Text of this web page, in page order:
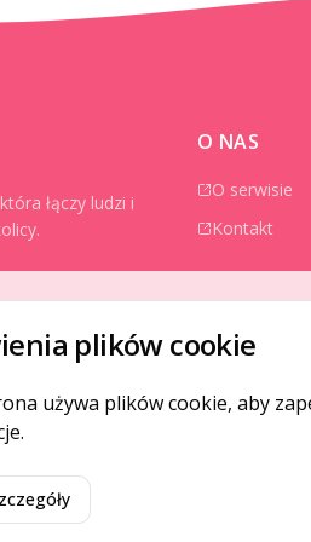
łączy ludzi i
O NAS
O serwisie
Kontakt
plików cookie
używa plików cookie, aby